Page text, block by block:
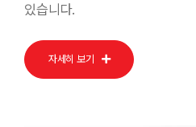
있습니다.
자세히 보기